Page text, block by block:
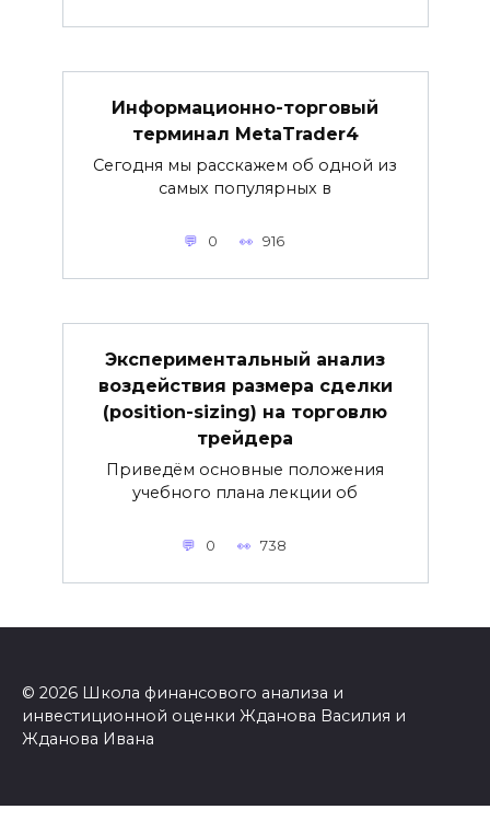
Информационно-торговый
терминал MetaTrader4
Сегодня мы расскажем об одной из
самых популярных в
0 916
Экспериментальный анализ
воздействия размера сделки
(position-sizing) на торговлю
трейдера
Приведём основные положения
учебного плана лекции об
0 738
© 2026 Школа финансового анализа и
инвестиционной оценки Жданова Василия и
Жданова Ивана